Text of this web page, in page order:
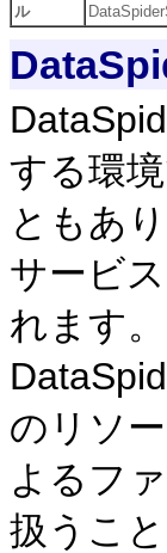
ル
する環
ともあり
サービ
れます。
のリソ
よるフ
扱うこ